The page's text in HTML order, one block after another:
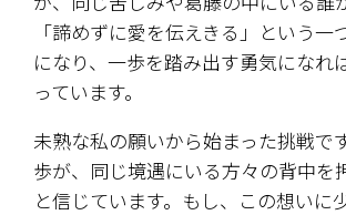
「諦めずに愛を伝えきる」という一
になり、一歩を踏み出す勇気になれ
っています。
未熟な私の願いから始まった挑戦で
歩が、同じ境遇にいる方々の背中を
と信じています。もし、この想いに